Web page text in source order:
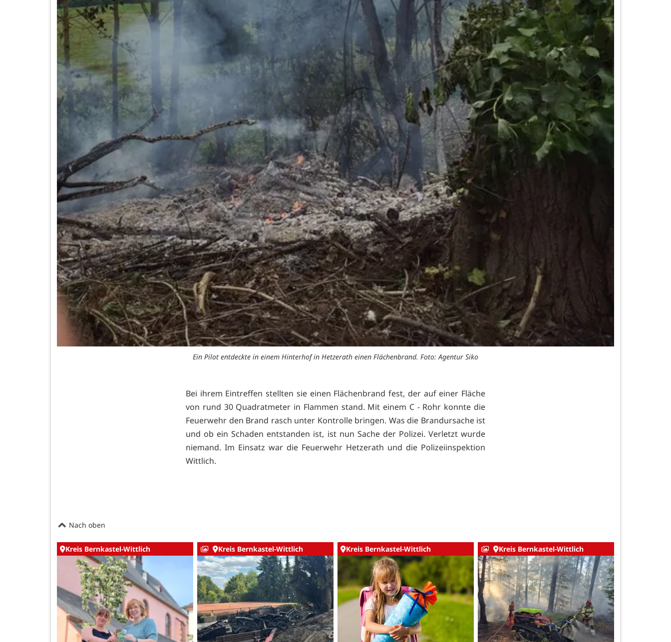
Ein Pilot entdeckte in einem Hinterhof in Hetzerath einen Flächenbrand. Foto: Agentur Siko
Bei ihrem Eintreffen stellten sie einen Flächenbrand fest, der auf einer Fläche
von rund 30 Quadratmeter in Flammen stand. Mit einem C - Rohr konnte die
Feuerwehr den Brand rasch unter Kontrolle bringen. Was die Brandursache ist
und ob ein Schaden entstanden ist, ist nun Sache der Polizei. Verletzt wurde
niemand. Im Einsatz war die Feuerwehr Hetzerath und die Polizeiinspektion
Wittlich.
Nach oben
Kreis Bernkastel-Wittlich Kreis Bernkastel-Wittlich Kreis Bernkastel-Wittlich Kreis Bernkastel-Wittlich